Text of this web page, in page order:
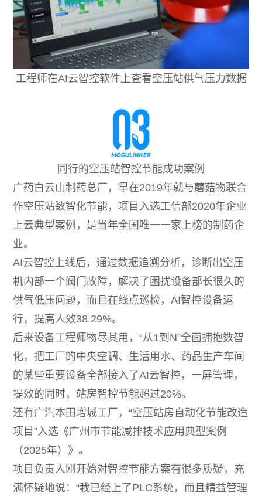
工程师在AI云智控软件上查看空压站供气压力数据
同行的空压站智控节能成功案例
广药白云山制药总厂，早在2019年就与蘑菇物联合
作空压站数智化节能，项目入选工信部2020年企业
上云典型案例，是当年全国唯一一家上榜的制药企
业。
AI云智控上线后，通过数据追溯分析，诊断出空压
机内部一个阀门故障，解决了困扰设备部长很久的
供气低压问题，而且在线点巡检，AI智控设备运
行，提高人效38.29%。
后来设备工程师物尽其用，“从1到N”全面拥抱数智
化，把工厂的中央空调、生活用水、药品生产车间
的某些重要设备全部接入了AI云智控，一屏管理，
提效的同时，站房智控节能超过20%。
还有广汽本田增城工厂，“空压站房自动化节能改造
项目”入选《广州市节能减排技术应用典型案例
（2025年）》。
项目负责人刚开始对智控节能方案有很多质疑，充
满怀疑地说：“我已经上了PLC系统，而且精益管理